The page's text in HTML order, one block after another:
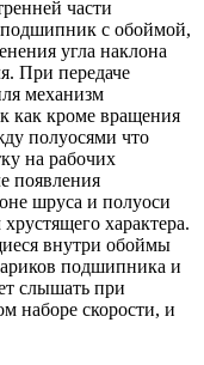
части
с обоймой,
угла наклона
При передаче
механизм
как кроме вращения
полуосями что
на рабочих
появления
шруса и полуоси
характера.
внутри обоймы
подшипника и
слышать при
наборе скорости, и